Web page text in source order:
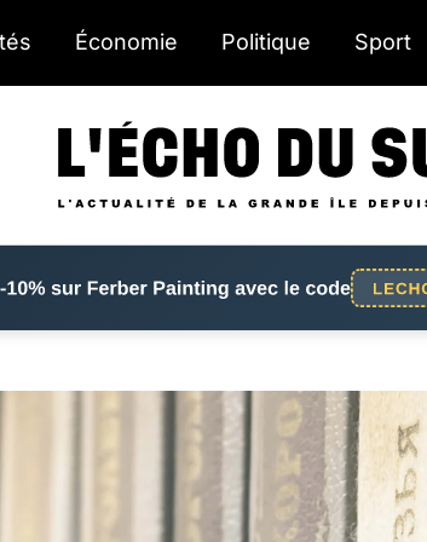
Économie Politique Sport